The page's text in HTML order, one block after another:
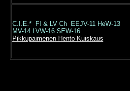
C.I.E.* FI & LV Ch EEJV-11 HeW-13
MV-14 LVW-16 SEW-16
Pikkupaimenen Hento Kuiskaus